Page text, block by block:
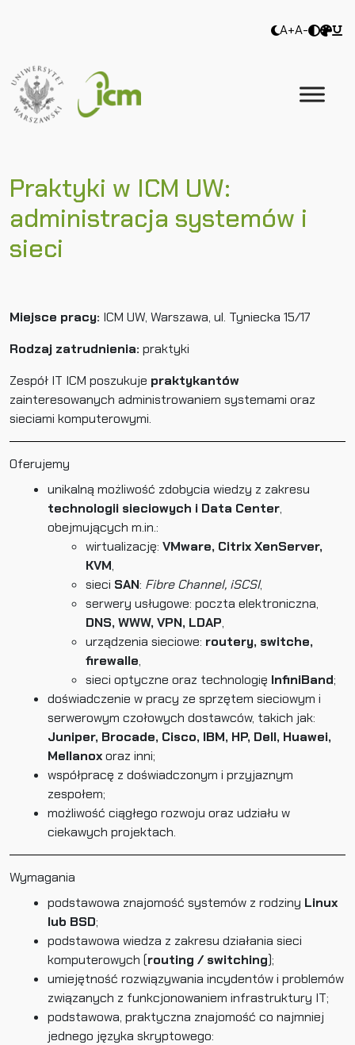
A+A-
Praktyki w ICM UW:
administracja systemów i
sieci
Miejsce pracy: ICM UW, Warszawa, ul. Tyniecka 15/17
Rodzaj zatrudnienia: praktyki
Zespół IT ICM poszukuje praktykantów
zainteresowanych administrowaniem systemami oraz
sieciami komputerowymi.
Oferujemy
unikalną możliwość zdobycia wiedzy z zakresu
technologii sieciowych i Data Center,
obejmujących m.in.:
wirtualizację: VMware, Citrix XenServer,
KVM,
sieci SAN: Fibre Channel, iSCSI,
serwery usługowe: poczta elektroniczna,
DNS, WWW, VPN, LDAP,
urządzenia sieciowe: routery, switche,
firewalle,
sieci optyczne oraz technologię InfiniBand;
doświadczenie w pracy ze sprzętem sieciowym i
serwerowym czołowych dostawców, takich jak:
Juniper, Brocade, Cisco, IBM, HP, Dell, Huawei,
Mellanoxoraz inni;
współpracę z doświadczonym i przyjaznym
zespołem;
możliwość ciągłego rozwoju oraz udziału w
ciekawych projektach.
Wymagania
podstawowa znajomość systemów z rodziny Linux
lub BSD;
podstawowa wiedza z zakresu działania sieci
komputerowych (routing / switching);
umiejętność rozwiązywania incydentów i problemów
związanych z funkcjonowaniem infrastruktury IT;
podstawowa, praktyczna znajomość co najmniej
jednego języka skryptowego: